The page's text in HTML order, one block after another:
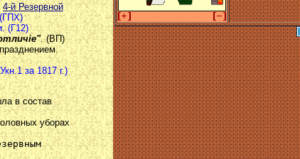
4-й Резервной
(Г12)
. (ВП)
за 1817 г.)
в состав
уборах